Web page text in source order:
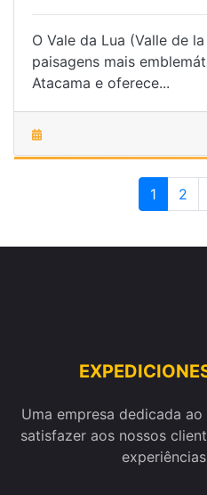
O Vale da Lua (Valle de
paisagens mais
Atacama e oferece...
1 2
Uma empresa dedicada
satisfazer aos nossos